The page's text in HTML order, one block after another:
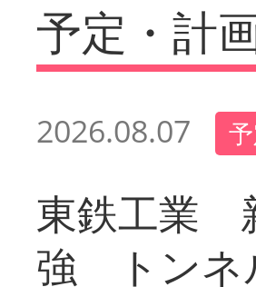
予定・計
2026.08.07
東鉄工業
強 トンネ